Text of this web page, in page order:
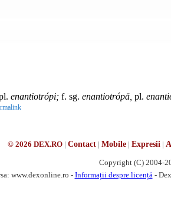
enantiotrópi; f. sg. enantiotrópă, pl.
© 2026 DEX.RO| Contact| Mobile| Expresii |
Copyright (C) 2004-
www.dexonline.ro - Informații despre licență -